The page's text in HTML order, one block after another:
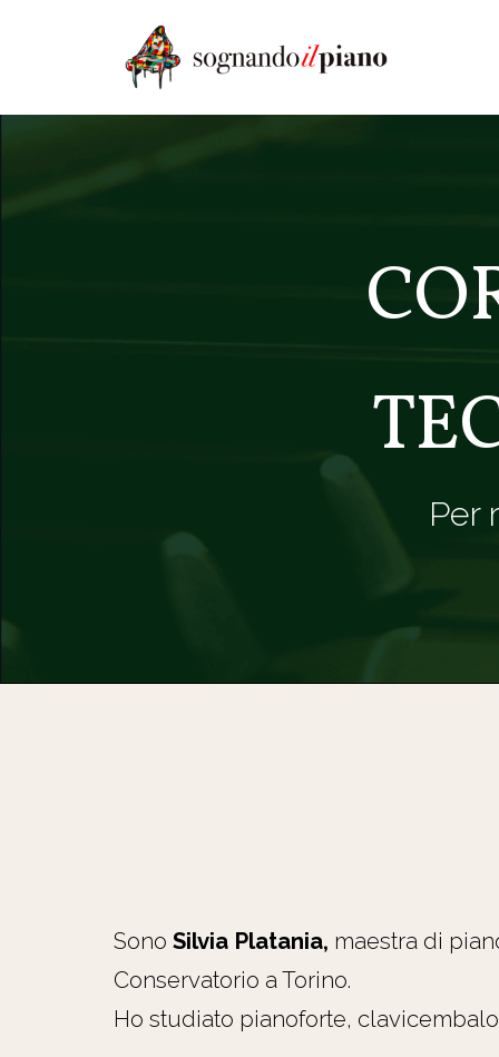
Per
Sono Silvia Platania, maestra di
Conservatorio a Torino.
Ho studiato pianoforte,